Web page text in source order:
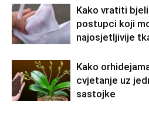
Kako vratiti
postupci koji
najosjetljivije
Kako
cvjetanje uz
sastojke